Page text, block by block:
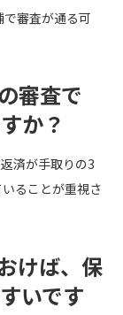
審査が通る可
審査で
か？
済が手取りの3
ることが重視さ
けば、保
いです